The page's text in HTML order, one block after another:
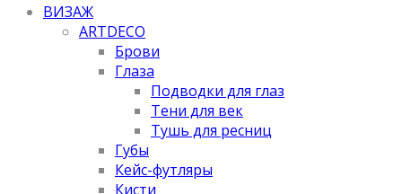
ВИЗАЖ
ARTDECO
Брови
Глаза
Подводки для глаз
Тени для век
Тушь для ресниц
Губы
Кейс-футляры
Кисти